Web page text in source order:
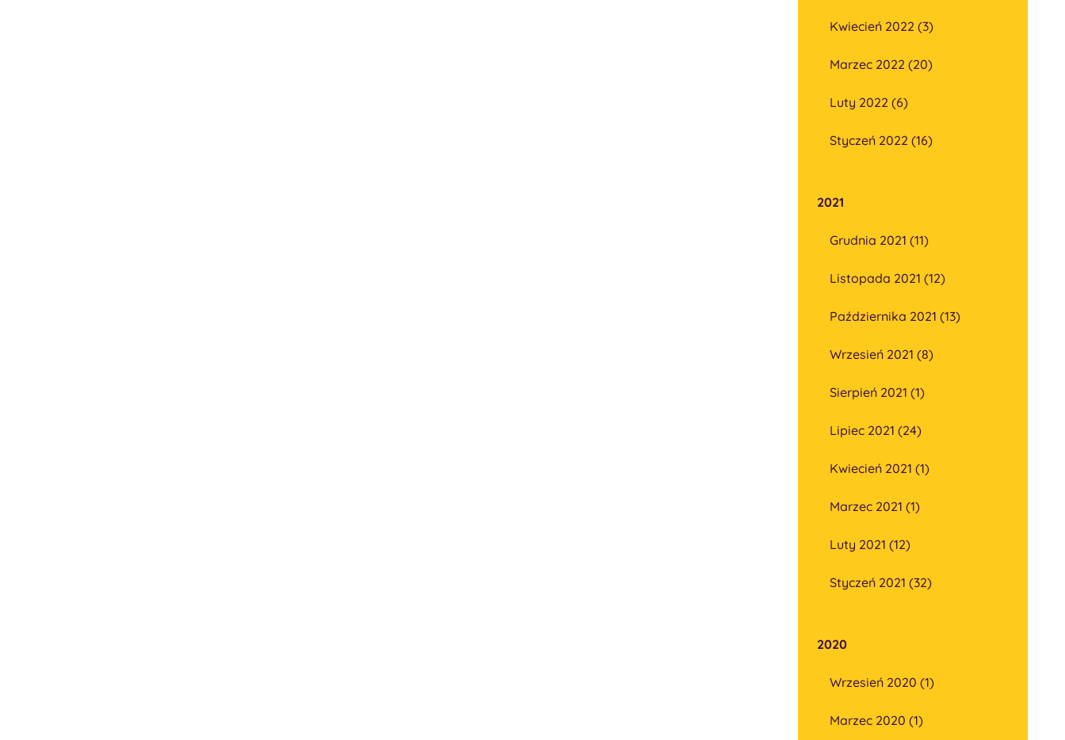
Kwiecień 2022 (3)
Marzec 2022 (20)
Luty 2022 (6)
Styczeń 2022 (16)
2021
Grudnia 2021 (11)
Listopada 2021 (12)
Października 2021 (13)
Wrzesień 2021 (8)
Sierpień 2021 (1)
Lipiec 2021 (24)
Kwiecień 2021 (1)
Marzec 2021 (1)
Luty 2021 (12)
Styczeń 2021 (32)
2020
Wrzesień 2020 (1)
Marzec 2020 (1)